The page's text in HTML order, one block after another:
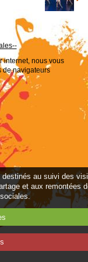
internet, nous vous
de navigateurs
au suivi des
et aux remontées